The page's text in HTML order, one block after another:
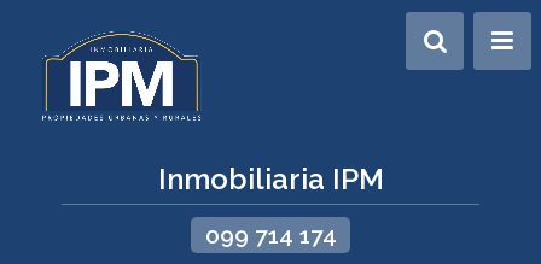
Inmobiliaria IPM
099 714 174